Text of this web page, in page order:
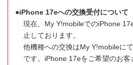
iPhone 17eへの交換受付について
現在、My Y!mobileでのiPhone
止しております。
他機種への交換はMy Y!mobileに
です。iPhone 17eをご希望のお客